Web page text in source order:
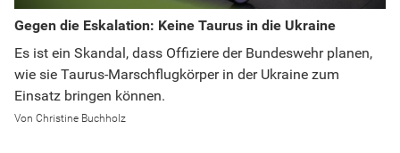
Gegen die Eskalation: Keine Taurus in die Ukraine
Es ist ein Skandal, dass Offiziere der Bundeswehr planen,
wie sie Taurus-Marschflugkörper in der Ukraine zum
Einsatz bringen können.
Christine Buchholz